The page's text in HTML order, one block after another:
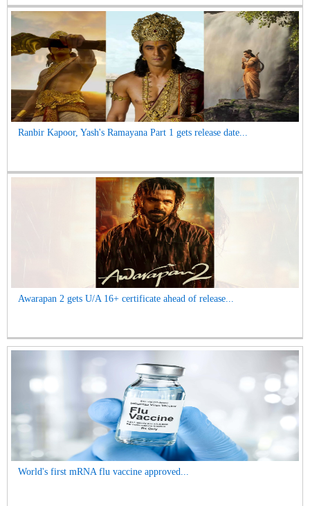
Ranbir Kapoor, Yash's Ramayana Part 1 gets release date...
Awarapan 2 gets U/A 16+ certificate ahead of release...
World's first mRNA flu vaccine approved...